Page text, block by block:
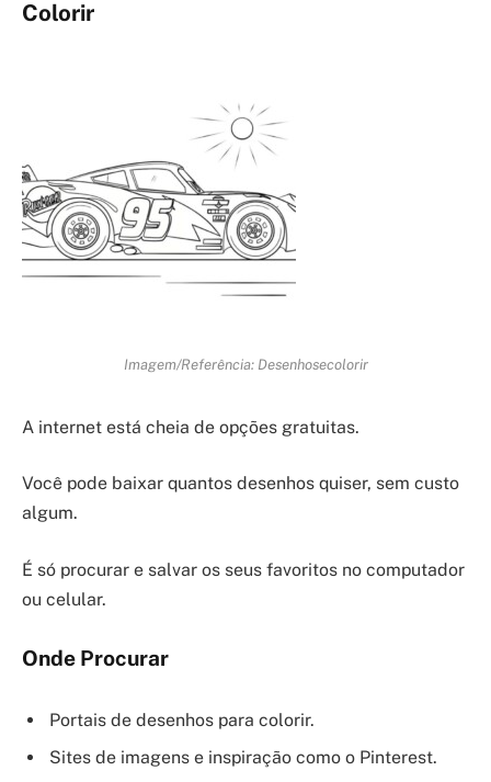
Colorir
Imagem/Referência: Desenhosecolorir
A internet está cheia de opções gratuitas.
Você pode baixar quantos desenhos quiser, sem custo
algum.
É só procurar e salvar os seus favoritos no computador
ou celular.
Onde Procurar
Portais de desenhos para colorir.
Sites de imagens e inspiração como o Pinterest.